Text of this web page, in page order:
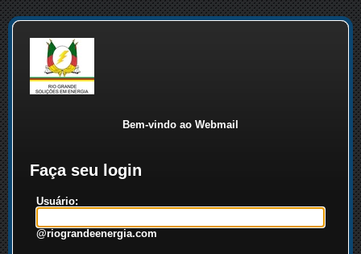
Bem-vindo ao Webmail
Faça seu login
Usuário:
@riograndeenergia.com